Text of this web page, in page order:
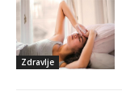
Zdravlje